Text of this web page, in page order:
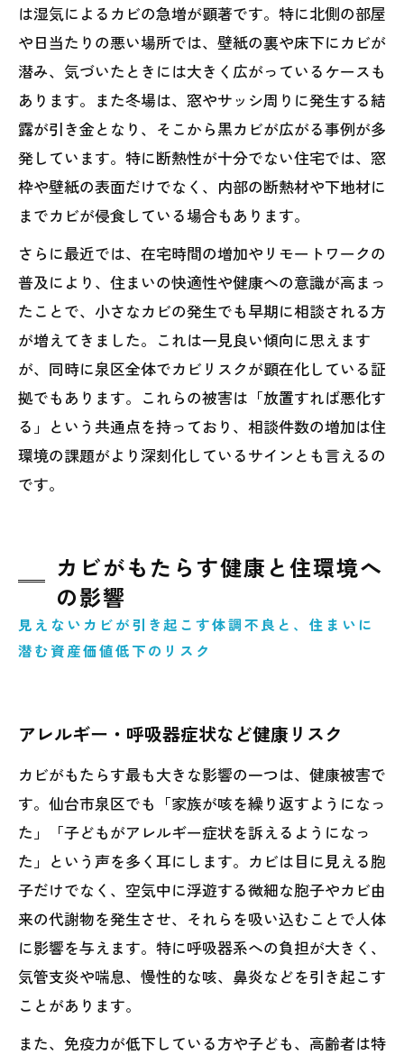
は湿気によるカビの急増が顕著です。特に北側の部屋
や日当たりの悪い場所では、壁紙の裏や床下にカビが
潜み、気づいたときには大きく広がっているケースも
あります。また冬場は、窓やサッシ周りに発生する結
露が引き金となり、そこから黒カビが広がる事例が多
発しています。特に断熱性が十分でない住宅では、窓
枠や壁紙の表面だけでなく、内部の断熱材や下地材に
までカビが侵食している場合もあります。
さらに最近では、在宅時間の増加やリモートワークの
普及により、住まいの快適性や健康への意識が高まっ
たことで、小さなカビの発生でも早期に相談される方
が増えてきました。これは一見良い傾向に思えます
が、同時に泉区全体でカビリスクが顕在化している証
拠でもあります。これらの被害は「放置すれば悪化す
る」という共通点を持っており、相談件数の増加は住
環境の課題がより深刻化しているサインとも言えるの
です。
カビがもたらす健康と住環境へ
の影響
見えないカビが引き起こす体調不良と、住まいに
潜む資産価値低下のリスク
アレルギー・呼吸器症状など健康リスク
カビがもたらす最も大きな影響の一つは、健康被害で
す。仙台市泉区でも「家族が咳を繰り返すようになっ
た」「子どもがアレルギー症状を訴えるようになっ
た」という声を多く耳にします。カビは目に見える胞
子だけでなく、空気中に浮遊する微細な胞子やカビ由
来の代謝物を発生させ、それらを吸い込むことで人体
に影響を与えます。特に呼吸器系への負担が大きく、
気管支炎や喘息、慢性的な咳、鼻炎などを引き起こす
ことがあります。
また、免疫力が低下している方や子ども、高齢者は特